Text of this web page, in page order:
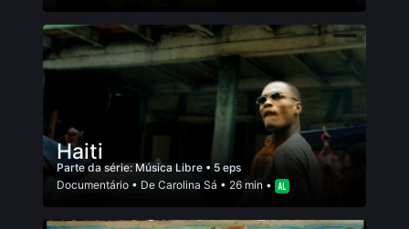
Haiti
Parte da série: Música Libre • 5 eps
Documentário • De Carolina Sá • 26 min •